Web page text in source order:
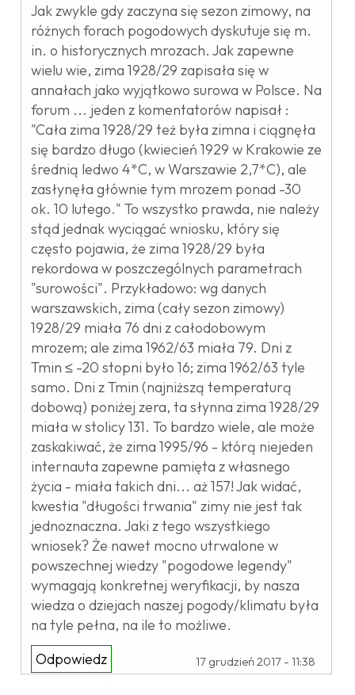
Jak zwykle gdy zaczyna się sezon zimowy, na
różnych forach pogodowych dyskutuje się m.
in. o historycznych mrozach. Jak zapewne
wielu wie, zima 1928/29 zapisała się w
annałach jako wyjątkowo surowa w Polsce. Na
forum ... jeden z komentatorów napisał :
"Cała zima 1928/29 też była zimna i ciągnęła
się bardzo długo (kwiecień 1929 w Krakowie ze
średnią ledwo 4*C, w Warszawie 2,7*C), ale
zasłynęła głównie tym mrozem ponad -30
ok. 10 lutego." To wszystko prawda, nie należy
stąd jednak wyciągać wniosku, który się
często pojawia, że zima 1928/29 była
rekordowa w poszczególnych parametrach
"surowości". Przykładowo: wg danych
warszawskich, zima (cały sezon zimowy)
1928/29 miała 76 dni z całodobowym
mrozem; ale zima 1962/63 miała 79. Dni z
Tmin ≤ -20 stopni było 16; zima 1962/63 tyle
samo. Dni z Tmin (najniższą temperaturą
dobową) poniżej zera, ta słynna zima 1928/29
miała w stolicy 131. To bardzo wiele, ale może
zaskakiwać, że zima 1995/96 - którą niejeden
internauta zapewne pamięta z własnego
życia - miała takich dni... aż 157! Jak widać,
kwestia "długości trwania" zimy nie jest tak
jednoznaczna. Jaki z tego wszystkiego
wniosek? Że nawet mocno utrwalone w
powszechnej wiedzy "pogodowe legendy"
wymagają konkretnej weryfikacji, by nasza
wiedza o dziejach naszej pogody/klimatu była
na tyle pełna, na ile to możliwe.
17 grudzień 2017 - 11:38
Odpowiedz